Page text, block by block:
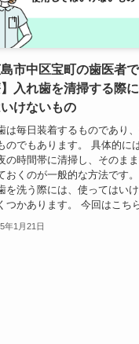
島市中区宝町の歯医者
入れ歯を清掃する際
けないもの
は毎日装着するものであり
のでもあります。 具体的に
の時間帯に清掃し、そのま
おくのが一般的な方法です。
を洗う際には、使ってはい
つかあります。 今回はこち
年1月21日